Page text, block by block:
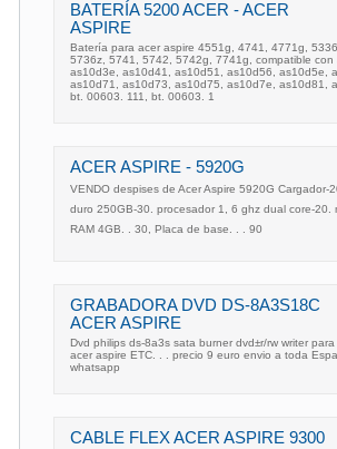
BATERÍA 5200 ACER - ACER
ASPIRE
Batería para acer aspire 4551g, 4741, 4771g,
5736z, 5741, 5742, 5742g, 7741g, compatible con
as10d3e, as10d41, as10d51, as10d56, as10d5e,
as10d71, as10d73, as10d75, as10d7e, as10d81,
bt. 00603. 111, bt. 00603. 1
ACER ASPIRE - 5920G
VENDO despises de Acer Aspire 5920G Cargador-
duro 250GB-30. procesador 1, 6 ghz dual core-20.
RAM 4GB. . 30, Placa de base. . . 90
GRABADORA DVD DS-8A3S18C
ACER ASPIRE
Dvd philips ds-8a3s sata burner dvd±r/rw writer
acer aspire ETC. . . precio 9 euro envio a toda
whatsapp
CABLE FLEX ACER ASPIRE 9300